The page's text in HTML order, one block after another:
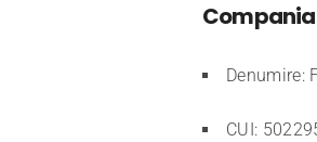
Denumire:
CUI: